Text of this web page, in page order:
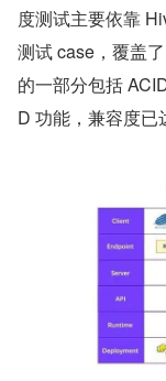
度测试主要依靠
测试 case，覆盖
的一部分包括
D 功能，兼容度已